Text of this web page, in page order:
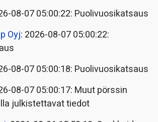
08-07 05:00:22: Puolivuosikatsaus
Oyj: 2026-08-07 05:00:22:
08-07 05:00:18: Puolivuosikatsaus
08-07 05:00:17: Muut pörssin
julkistettavat tiedot